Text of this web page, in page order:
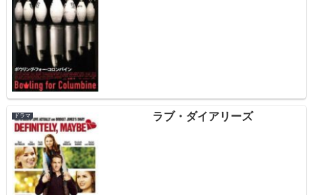
ドラマ ラブ・ダイアリーズ